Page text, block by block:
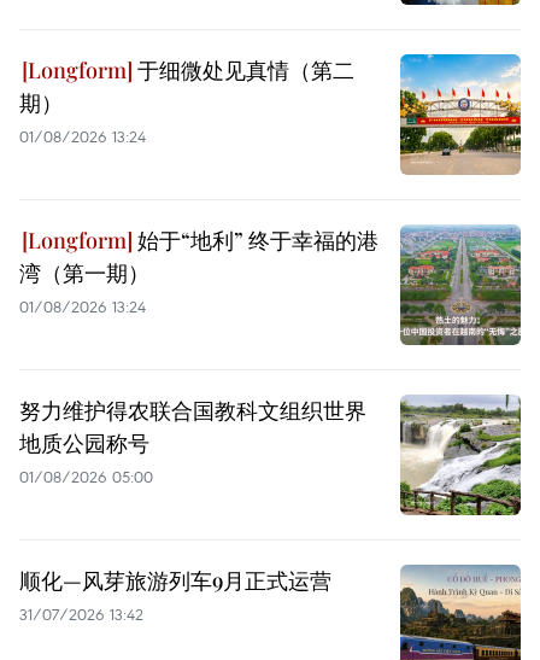
于细微处见真情（第二
期）
01/08/2026 13:24
始于“地利” 终于幸福的港
湾（第一期）
01/08/2026 13:24
努力维护得农联合国教科文组织世界
地质公园称号
01/08/2026 05:00
顺化—风芽旅游列车9月正式运营
31/07/2026 13:42